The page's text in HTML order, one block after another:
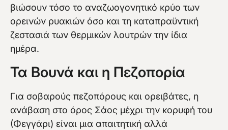
βιώσουν τόσο το αναζωογονητικό κρύο των
ορεινών ρυακιών όσο και τη καταπραϋντική
ζεστασιά των θερμικών λουτρών την ίδια
ημέρα.
Τα Βουνά και η Πεζοπορία
Για σοβαρούς πεζοπόρους και ορειβάτες, η
ανάβαση στο όρος Σάος μέχρι την κορυφή του
(Φεγγάρι) είναι μια απαιτητική αλλά